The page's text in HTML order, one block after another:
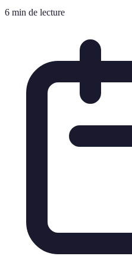
6 min de lecture